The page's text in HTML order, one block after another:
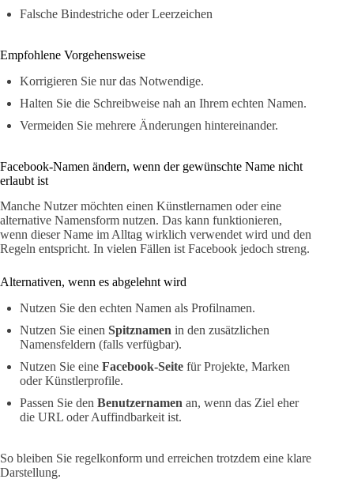
Falsche Bindestriche oder Leerzeichen
Empfohlene Vorgehensweise
Korrigieren Sie nur das Notwendige.
Halten Sie die Schreibweise nah an Ihrem echten Namen.
Vermeiden Sie mehrere Änderungen hintereinander.
Facebook-Namen ändern, wenn der gewünschte Name nicht
erlaubt ist
Manche Nutzer möchten einen Künstlernamen oder eine
alternative Namensform nutzen. Das kann funktionieren,
wenn dieser Name im Alltag wirklich verwendet wird und den
Regeln entspricht. In vielen Fällen ist Facebook jedoch streng.
Alternativen, wenn es abgelehnt wird
Nutzen Sie den echten Namen als Profilnamen.
Nutzen Sie einen Spitznamen in den zusätzlichen
Namensfeldern (falls verfügbar).
Nutzen Sie eine Facebook-Seite für Projekte, Marken
oder Künstlerprofile.
Passen Sie den Benutzernamen an, wenn das Ziel eher
die URL oder Auffindbarkeit ist.
So bleiben Sie regelkonform und erreichen trotzdem eine klare
Darstellung.